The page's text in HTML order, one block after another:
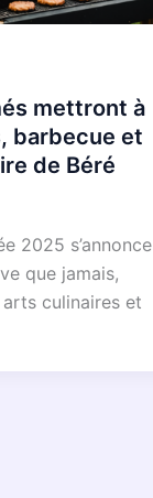
mettront à
barbecue et
de Béré
2025 s’annonce
que jamais,
culinaires et